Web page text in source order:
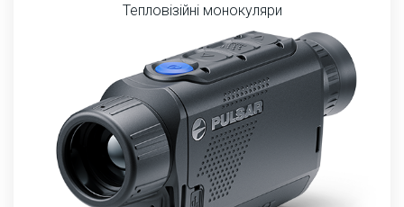
Тепловізійні монокуляри